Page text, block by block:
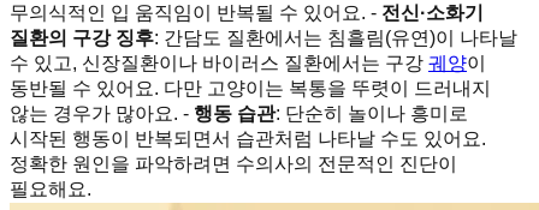
무의식적인 입 움직임이 반복될 수 있어요. - 전신·소화기
질환의 구강 징후: 간담도 질환에서는 침흘림(유연)이 나타날
수 있고, 신장질환이나 바이러스 질환에서는 구강 궤양이
동반될 수 있어요. 다만 고양이는 복통을 뚜렷이 드러내지
않는 경우가 많아요. - 행동 습관: 단순히 놀이나 흥미로
시작된 행동이 반복되면서 습관처럼 나타날 수도 있어요.
정확한 원인을 파악하려면 수의사의 전문적인 진단이
필요해요.